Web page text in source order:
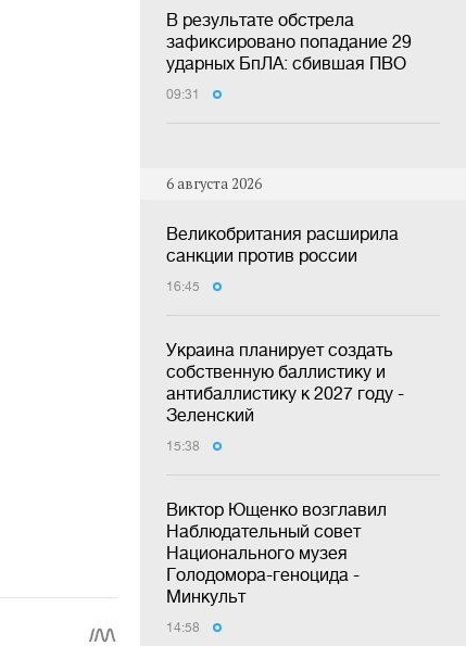
В результате обстрела
зафиксировано попадание 29
ударных БпЛА: сбившая ПВО
09:31
6 августа 2026
Великобритания расширила
санкции против россии
16:45
Украина планирует создать
собственную баллистику и
антибаллистику к 2027 году -
Зеленский
15:38
Виктор Ющенко возглавил
Наблюдательный совет
Национального музея
Голодомора-геноцида -
Минкульт
14:58